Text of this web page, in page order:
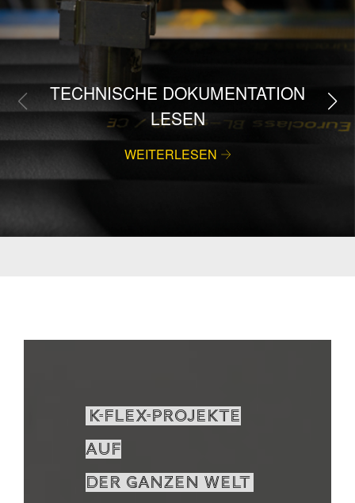
TECHNISCHE DOKUMENTATION
LESEN
WEITERLESEN
K-FLEX-PROJEKTE
AUF
DER GANZEN WELT